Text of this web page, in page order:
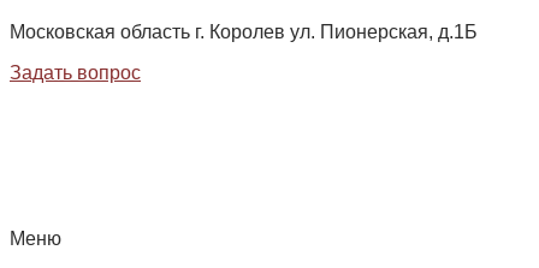
Московская область г. Королев ул. Пионерская, д.1Б
Задать вопрос
Меню